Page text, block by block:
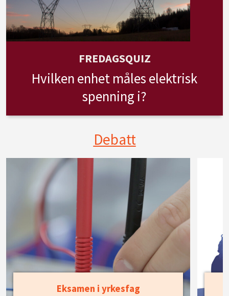
FREDAGSQUIZ
Hvilken enhet måles elektrisk
spenning i?
Debatt
Eksamen i yrkesfag